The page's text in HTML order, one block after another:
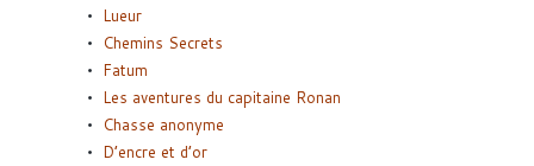
Lueur
Chemins Secrets
Fatum
Les aventures du capitaine Ronan
Chasse anonyme
D’encre et d’or